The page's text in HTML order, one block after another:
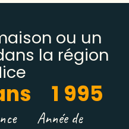
ou un
la région
Année de
1 995